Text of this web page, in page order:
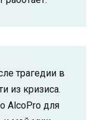
трагедии в
из кризиса.
AlcoPro для